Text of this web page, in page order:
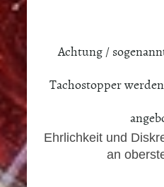
Achtung /
Tachostopper
Ehrlichkeit und
an